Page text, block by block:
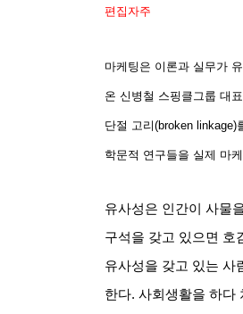
편집자주
마케팅은 이론과 실무가
온 신병철 스핑클그룹 대
단절 고리(broken linkage)
학문적 연구들을 실제 마
유사성은 인간이 사물
구석을 갖고 있으면 호
유사성을 갖고 있는 사
한다. 사회생활을 하다